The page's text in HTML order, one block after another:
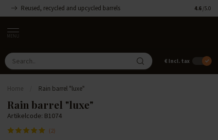
Reused, recycled and upcycled barrels 4.6 /5.0
MENU
€ Incl. tax
Home Rain barrel "luxe"
Rain barrel "luxe"
Artikelcode: B1074
(2)